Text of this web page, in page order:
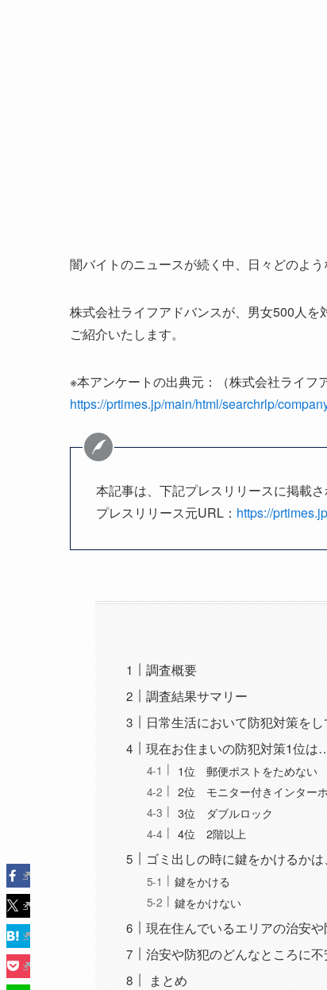
闇バイトのニュースが続く中、日々どのよ
株式会社ライフアドバンスが、男女500人を
ご紹介いたします。
※本アンケートの出典元：（株式会社ライフ
https://prtimes.jp/main/html/searchrlp/
本記事は、下記プレスリリースに掲載さ
プレスリリース元URL： https://
調査概要
調査結果サマリー
日常生活において防犯対策をし
現在お住まいの防犯対策1位は
1位 郵便ポストをためない
2位 モニター付きインター
3位 ダブルロック
4位 2階以上
ゴミ出しの時に鍵をかけるか
鍵をかける
鍵をかけない
現在住んでいるエリアの治安
治安や防犯のどんなところに
まとめ